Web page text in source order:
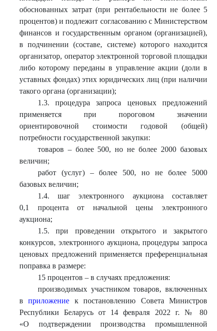
обоснованных затрат (при рентабельности не более 5
процентов) и подлежит согласованию с Министерством
финансов и государственным органом (организацией),
в подчинении (составе, системе) которого находится
организатор, оператор электронной торговой площадки
либо которому переданы в управление акции (доли в
уставных фондах) этих юридических лиц (при наличии
такого органа (организации);
1.3. процедура запроса ценовых предложений
применяется при пороговом значении
ориентировочной стоимости годовой (общей)
потребности государственной закупки:
товаров – более 500, но не более 2000 базовых
величин;
работ (услуг) – более 500, но не более 5000
базовых величин;
1.4. шаг электронного аукциона составляет
0,1 процента от начальной цены электронного
аукциона;
1.5. при проведении открытого и закрытого
конкурсов, электронного аукциона, процедуры запроса
ценовых предложений применяется преференциальная
поправка в размере:
15 процентов – в случаях предложения:
производимых участником товаров, включенных
вприложение к постановлению Совета Министров
Республики Беларусь от 14 февраля 2022 г. № 80
«О подтверждении производства промышленной